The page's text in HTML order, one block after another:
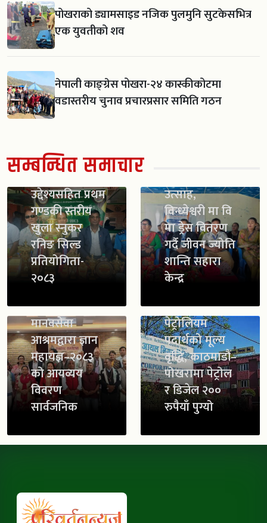
पोखराको ड्यामसाइड नजिक पुलमुनि सुटकेसभित्र
एक युवतीको शव
नेपाली काङ्ग्रेस पोखरा-२४ कास्कीकोटमा
वडास्तरीय चुनाव प्रचारप्रसार समिति गठन
सम्बन्धित समाचार
व्यावसायिक
बनाउने
उद्देश्यसहित प्रथम
गण्डकी स्तरीय
खुला स्नुकर
रनिङ सिल्ड
प्रतियोगिता-
२०८३
उत्साह,
विन्ध्येश्वरी मा वि
मा ड्रेस वितरण
गर्दै जीवन ज्योति
शान्ति सहारा
केन्द्र
मानवसेवा
आश्रमद्वारा ज्ञान
महायज्ञ–२०८३
को आयव्यय
विवरण
सार्वजनिक
पेट्रोलियम
पदार्थको मूल्य
वृद्धि, काठमाडौं–
पोखरामा पेट्रोल
र डिजेल २००
रुपैयाँ पुग्यो